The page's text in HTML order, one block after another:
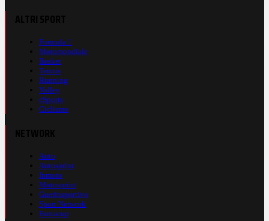
Formula 1
Motomondiale
Basket
Tennis
Running
Volley
eSports
Ciclismo
Auto
Autosprint
Inmoto
Motosprint
Guerinsportivo
Sport Network
Fantacup